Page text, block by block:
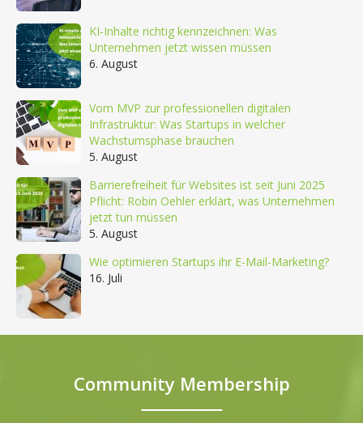
KI-Inhalte richtig kennzeichnen: Was
Unternehmen jetzt wissen müssen
6. August
Vom MVP zur professionellen digitalen
Infrastruktur: Was Startups in welcher
Wachstumsphase brauchen
5. August
Barrierefreiheit für Websites ist seit Juni 2025
Pflicht: Robin Oehler erklärt, was Unternehmen
jetzt tun müssen
5. August
Wie optimieren Startups ihr E-Mail-Marketing?
16. Juli
Community Membership